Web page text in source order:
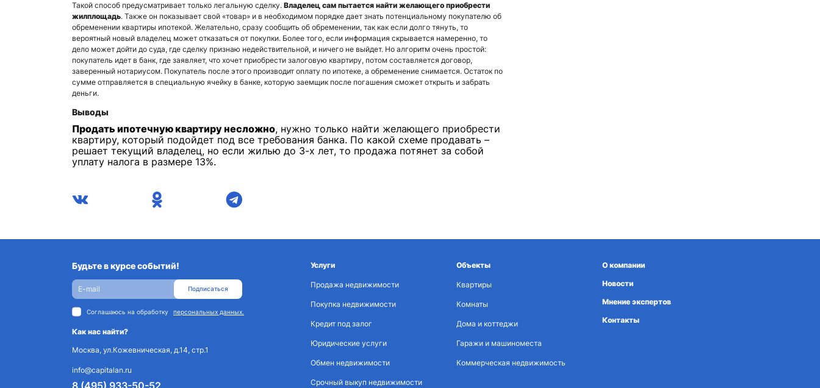
Такой способ предусматривает только легальную сделку. Владелец сам пытается найти желающего приобрести
жилплощадь. Также он показывает свой «товар» и в необходимом порядке дает знать потенциальному покупателю об
обременении квартиры ипотекой. Желательно, сразу сообщить об обременении, так как если долго тянуть, то
вероятный новый владелец может отказаться от покупки. Более того, если информация скрывается намеренно, то
дело может дойти до суда, где сделку признаю недействительной, и ничего не выйдет. Но алгоритм очень простой:
покупатель идет в банк, где заявляет, что хочет приобрести залоговую квартиру, потом составляется договор,
заверенный нотариусом. Покупатель после этого производит оплату по ипотеке, а обременение снимается. Остаток по
сумме отправляется в специальную ячейку в банке, которую заемщик после погашения сможет открыть и забрать
деньги.
Выводы
Продать ипотечную квартиру несложно, нужно только найти желающего приобрести
квартиру, который подойдет под все требования банка. По какой схеме продавать –
решает текущий владелец, но если жилью до 3-х лет, то продажа потянет за собой
уплату налога в размере 13%.
Будьте в курсе событий!
Подписаться
Соглашаюсь на обработку персональных данных.
Как нас найти?
Москва, ул.Кожевническая, д.14, стр.1
info@capitalan.ru
8 (495) 933-50-52
Услуги
Продажа недвижимости
Покупка недвижимости
Кредит под залог
Юридические услуги
Обмен недвижимости
Срочный выкуп недвижимости
Объекты
Квартиры
Комнаты
Дома и коттеджи
Гаражи и машиноместа
Коммерческая недвижимость
О компании
Новости
Мнение экспертов
Контакты